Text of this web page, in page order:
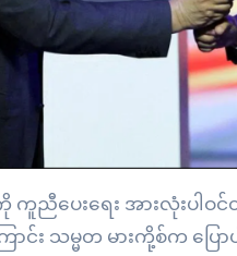
ကူညီပေးရေး အားလုံးပါ
ာင်း သမ္မတ မားကို့စ်က ပြေ